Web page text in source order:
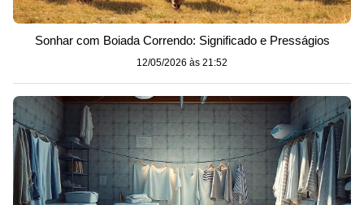
Sonhar com Boiada Correndo: Significado e Presságios
12/05/2026 às 21:52